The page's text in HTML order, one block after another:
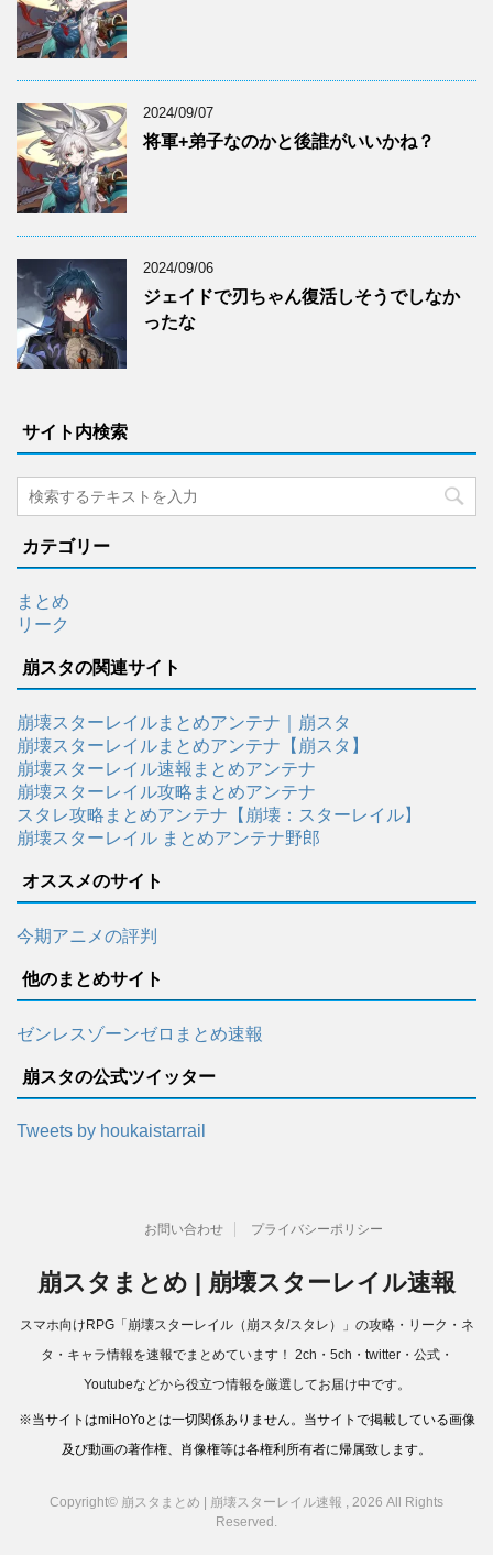
2024/09/07
将軍+弟子なのかと後誰がいいかね？
2024/09/06
ジェイドで刃ちゃん復活しそうでしなか
ったな
サイト内検索
カテゴリー
まとめ
リーク
崩スタの関連サイト
崩壊スターレイルまとめアンテナ｜崩スタ
崩壊スターレイルまとめアンテナ【崩スタ】
崩壊スターレイル速報まとめアンテナ
崩壊スターレイル攻略まとめアンテナ
スタレ攻略まとめアンテナ【崩壊：スターレイル】
崩壊スターレイル まとめアンテナ野郎
オススメのサイト
今期アニメの評判
他のまとめサイト
ゼンレスゾーンゼロまとめ速報
崩スタの公式ツイッター
Tweets by houkaistarrail
お問い合わせ プライバシーポリシー
崩スタまとめ | 崩壊スターレイル速報
スマホ向けRPG「崩壊スターレイル（崩スタ/スタレ）」の攻略・リーク・ネ
タ・キャラ情報を速報でまとめています！ 2ch・5ch・twitter・公式・
Youtubeなどから役立つ情報を厳選してお届け中です。
※当サイトはmiHoYoとは一切関係ありません。当サイトで掲載している画像
及び動画の著作権、肖像権等は各権利所有者に帰属致します。
Copyright© 崩スタまとめ | 崩壊スターレイル速報 , 2026 All Rights
Reserved.